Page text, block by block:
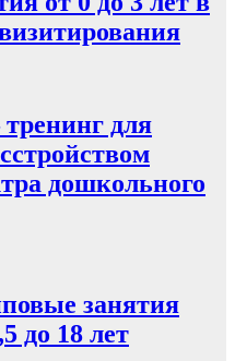
для
дошкольного
занятия
до 18 лет